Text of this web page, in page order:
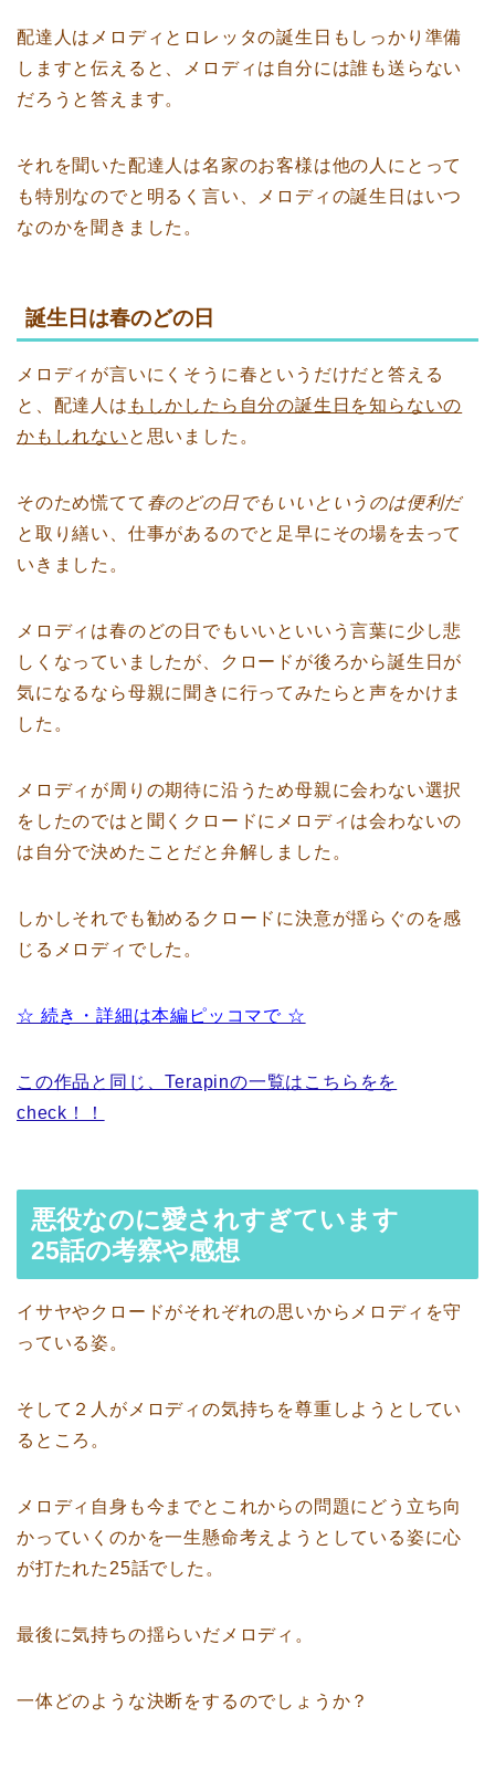
配達人はメロディとロレッタの誕生日もしっかり準備
しますと伝えると、メロディは自分には誰も送らない
だろうと答えます。
それを聞いた配達人は名家のお客様は他の人にとって
も特別なのでと明るく言い、メロディの誕生日はいつ
なのかを聞きました。
誕生日は春のどの日
メロディが言いにくそうに春というだけだと答える
と、配達人は もしかしたら自分の誕生日を知らないの
かもしれない と思いました。
そのため慌てて 春のどの日でもいいというのは便利だ
と取り繕い、仕事があるのでと足早にその場を去って
いきました。
メロディは春のどの日でもいいといいう言葉に少し悲
しくなっていましたが、クロードが後ろから誕生日が
気になるなら母親に聞きに行ってみたらと声をかけま
した。
メロディが周りの期待に沿うため母親に会わない選択
をしたのではと聞くクロードにメロディは会わないの
は自分で決めたことだと弁解しました。
しかしそれでも勧めるクロードに決意が揺らぐのを感
じるメロディでした。
☆ 続き・詳細は本編ピッコマで ☆
この作品と同じ、Terapinの一覧はこちらをを
check！！
悪役なのに愛されすぎています
25話の考察や感想
イサヤやクロードがそれぞれの思いからメロディを守
っている姿。
そして２人がメロディの気持ちを尊重しようとしてい
るところ。
メロディ自身も今までとこれからの問題にどう立ち向
かっていくのかを一生懸命考えようとしている姿に心
が打たれた25話でした。
最後に気持ちの揺らいだメロディ。
一体どのような決断をするのでしょうか？